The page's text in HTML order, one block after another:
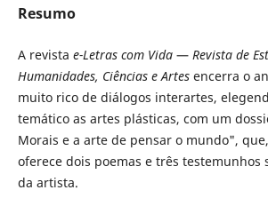
Resumo
A revista e-Letras com Vida — Revista de
Humanidades, Ciências e Artes encerra o
muito rico de diálogos interartes,
temático as artes plásticas, com um
Morais e a arte de pensar o mundo",
oferece dois poemas e três testemunhos
da artista.